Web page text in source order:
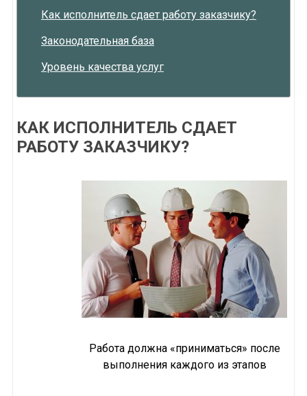
Как исполнитель сдает работу заказчику?
Законодательная база
Уровень качества услуг
КАК ИСПОЛНИТЕЛЬ СДАЕТ
РАБОТУ ЗАКАЗЧИКУ?
Работа должна «приниматься» после
выполнения каждого из этапов